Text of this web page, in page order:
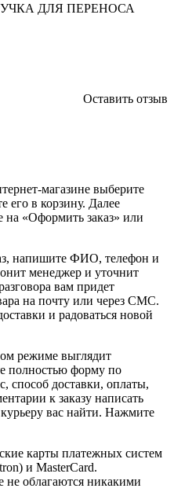
ДЛЯ ПЕРЕНОСА
Оставить отзыв
магазине выберите
его в корзину. Далее
«Оформить заказ» или
напишите ФИО, телефон и
менеджер и уточнит
вам придет
на почту или через СМС.
и радоваться новой
режиме выглядит
полностью форму по
способ доставки, оплаты,
к заказу написать
вас найти. Нажмите
карты платежных систем
и MasterCard.
облагаются никакими